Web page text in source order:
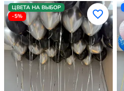
ЦВЕТА НА ВЫБОР
-5%